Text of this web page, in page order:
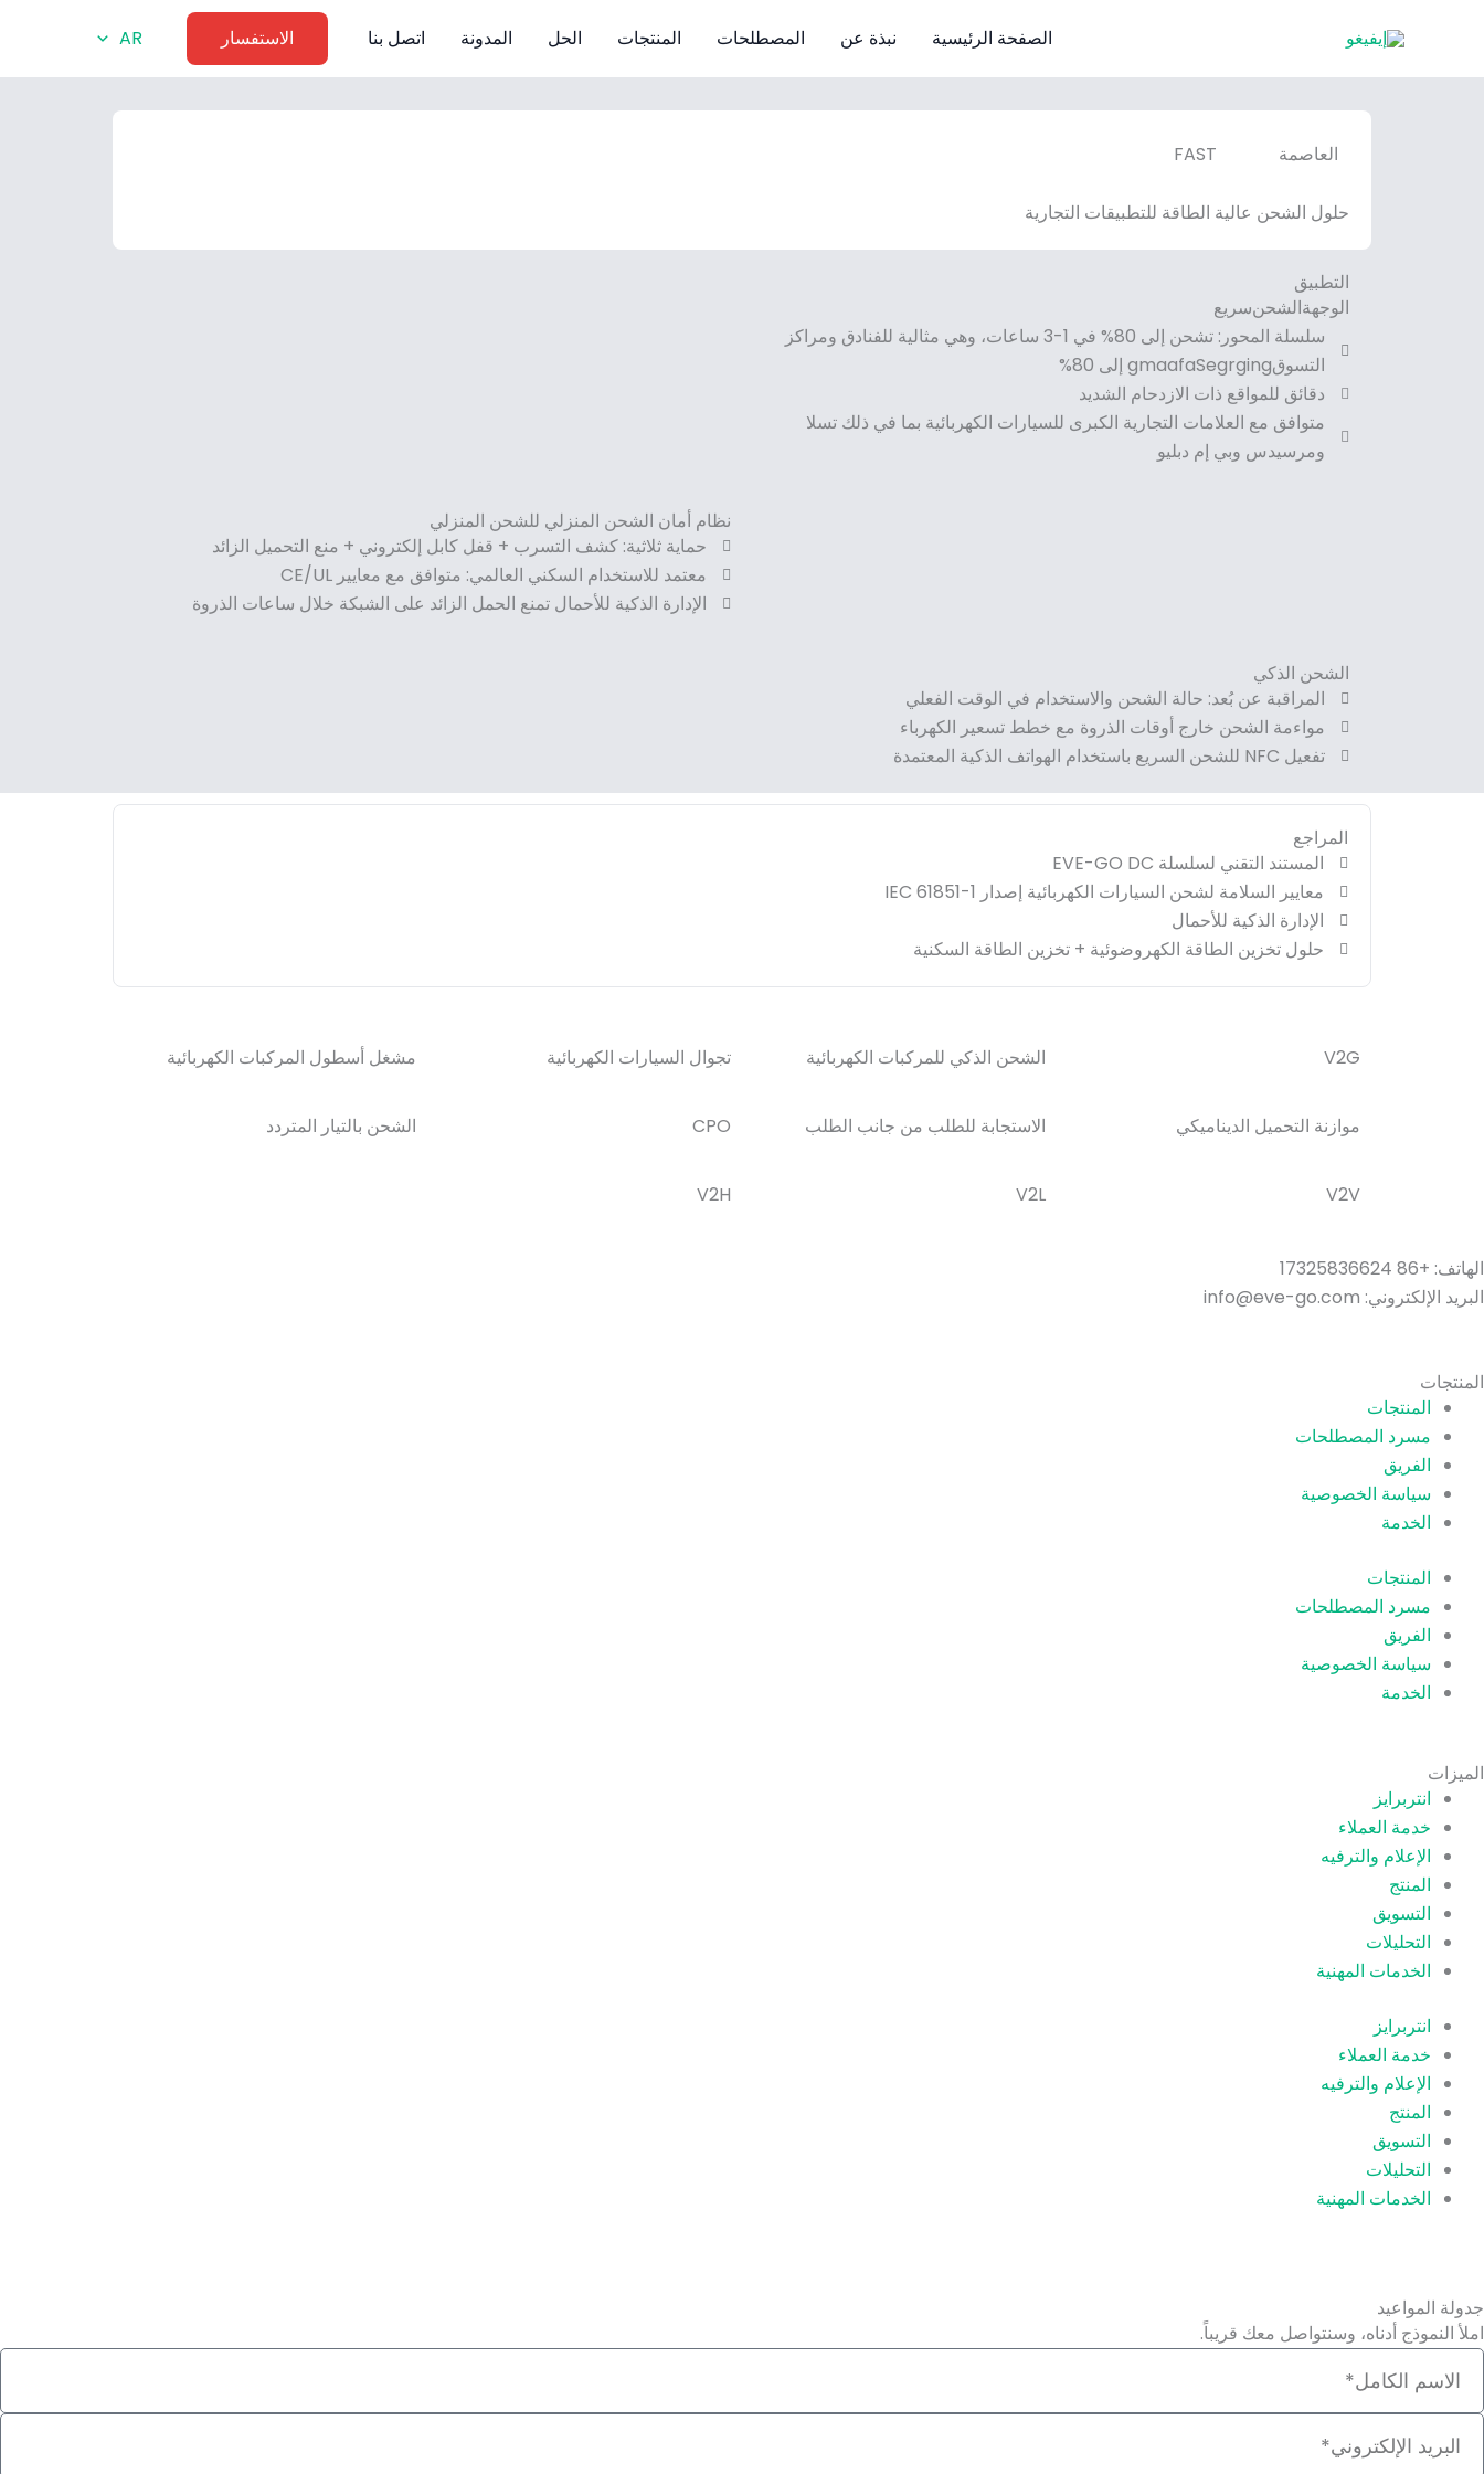
الصفحة الرئيسية نبذة عن المصطلحات المنتجات الحل المدونة اتصل بنا الاستفسار AR
العاصمة FAST
حلول الشحن عالية الطاقة للتطبيقات التجارية
التطبيق
الوجهةالشحنسريع
سلسلة المحور: تشحن إلى 80% في 1-3 ساعات، وهي مثالية للفنادق ومراكز
التسوقgmaafaSegrging إلى 80%
دقائق للمواقع ذات الازدحام الشديد
متوافق مع العلامات التجارية الكبرى للسيارات الكهربائية بما في ذلك تسلا
ومرسيدس وبي إم دبليو
نظام أمان الشحن المنزلي للشحن المنزلي
حماية ثلاثية: كشف التسرب + قفل كابل إلكتروني + منع التحميل الزائد
معتمد للاستخدام السكني العالمي: متوافق مع معايير CE/UL
الإدارة الذكية للأحمال تمنع الحمل الزائد على الشبكة خلال ساعات الذروة
الشحن الذكي
المراقبة عن بُعد: حالة الشحن والاستخدام في الوقت الفعلي
مواءمة الشحن خارج أوقات الذروة مع خطط تسعير الكهرباء
تفعيل NFC للشحن السريع باستخدام الهواتف الذكية المعتمدة
المراجع
المستند التقني لسلسلة EVE-GO DC
معايير السلامة لشحن السيارات الكهربائية إصدار IEC 61851-1
الإدارة الذكية للأحمال
حلول تخزين الطاقة الكهروضوئية + تخزين الطاقة السكنية
V2G الشحن الذكي للمركبات الكهربائية تجوال السيارات الكهربائية مشغل أسطول المركبات الكهربائية
موازنة التحميل الديناميكي الاستجابة للطلب من جانب الطلب CPO الشحن بالتيار المتردد
V2V
V2L
V2H
الهاتف: +86 17325836624
البريد الإلكتروني: info@eve-go.com
المنتجات
المنتجات
مسرد المصطلحات
الفريق
سياسة الخصوصية
الخدمة
المنتجات
مسرد المصطلحات
الفريق
سياسة الخصوصية
الخدمة
الميزات
انتربرايز
خدمة العملاء
الإعلام والترفيه
المنتج
التسويق
التحليلات
الخدمات المهنية
انتربرايز
خدمة العملاء
الإعلام والترفيه
المنتج
التسويق
التحليلات
الخدمات المهنية
جدولة المواعيد
املأ النموذج أدناه، وسنتواصل معك قريباً.
الاسم
البريد
الإلكتروني